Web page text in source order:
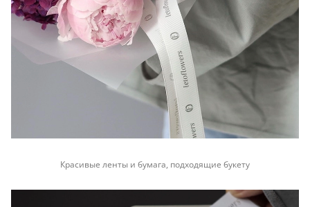
Красивые ленты и бумага, подходящие букету